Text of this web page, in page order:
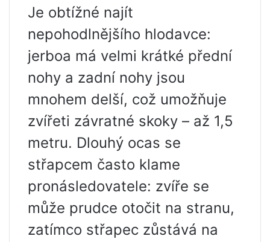
Je obtížné najít
nepohodlnějšího hlodavce:
jerboa má velmi krátké přední
nohy a zadní nohy jsou
mnohem delší, což umožňuje
zvířeti závratné skoky – až 1,5
metru. Dlouhý ocas se
střapcem často klame
pronásledovatele: zvíře se
může prudce otočit na stranu,
zatímco střapec zůstává na